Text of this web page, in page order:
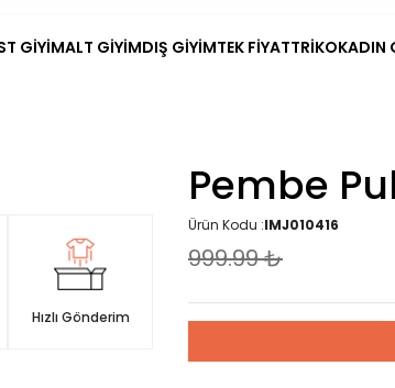
GİYİMALT GİYİMDIŞ GİYİMTEK FİYATTRİKOKADIN
Hızlı Gönderim
Pembe
Ürün Kodu :IMJ010416
999.99₺